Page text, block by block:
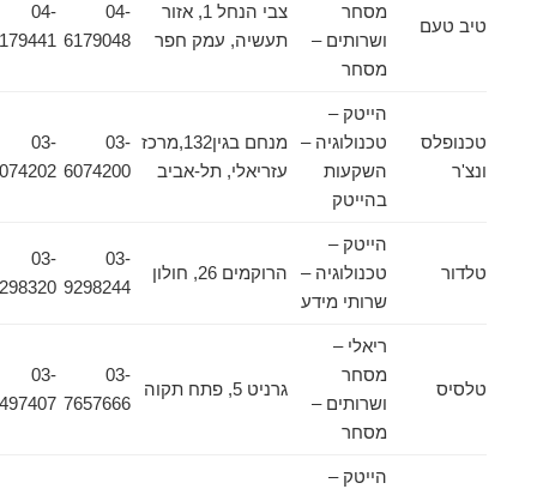
טיב טעם
מסחר
ושרותים –
מסחר
צבי הנחל 1, אזור
תעשיה, עמק חפר
04-
6179048
6179441
טכנופלס
ונצ'ר
הייטק –
טכנולוגיה –
השקעות
בהייטק
מנחם בגין132,מרכז
עזריאלי, תל-אביב
03-
6074200
6074202
טלדור
הייטק –
טכנולוגיה –
שרותי מידע
הרוקמים 26, חולון
9298244
9298320
טלסיס
ריאלי –
מסחר
ושרותים –
מסחר
גרניט 5, פתח תקוה
7657666
6497407
הייטק –